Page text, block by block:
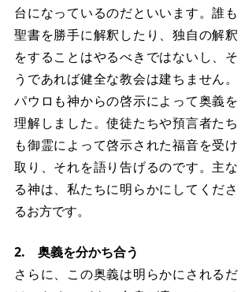
台になっているのだといいます。誰も
聖書を勝手に解釈したり、独自の解釈
をすることはやるべきではないし、そ
うであれば健全な教会は建ちません。
パウロも神からの啓示によって奥義を
理解しました。使徒たちや預言者たち
も御霊によって啓示された福音を受け
取り、それを語り告げるのです。主な
る神は、私たちに明らかにしてくださ
るお方です。
2.　奥義を分かち合う
さらに、この奥義は明らかにされるだ